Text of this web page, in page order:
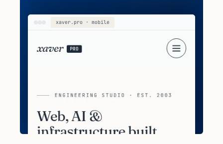
xaver.pro · mobile